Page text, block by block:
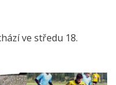
ve středu 18.